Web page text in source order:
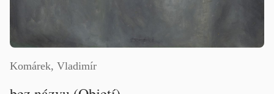
Komárek, Vladimír